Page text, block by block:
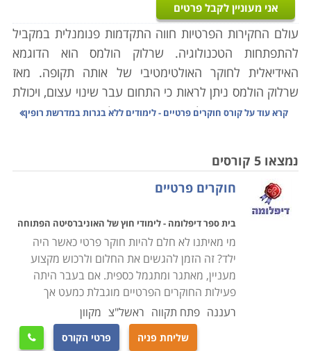
אני מעוניין לקבל פרטים
עולם החקירות הפרטיות חווה התקדמות פנומנלית במקביל
להתפתחות הטכנולוגיה. שרלוק הולמס הוא הדוגמא
האידיאלית לחוקר האולטימטיבי של אותה תקופה. מאז
שרלוק הולמס ניתן לראות כי התחום עבר שינוי עצום, ויכולת
המעקב והחקירה של החוקר הפרטי הלכה והתעצמה בזכות
רמאות, זיוף וגזל מעלה את הדרישה להעסקת חוקרים
פרטיים מיומנים. קורס חוקרים פרטיים הוא פתח לקריירה
מעניינת, מרגשת מסתורית ומסקרנת דבר ההופך אותו
לאחת מהקריירות המבוקשות כיום עבור גברים ונשים. אם
אתם ניחנים בסבלנות רבה, יכולת לצפות במצבים
והתנהגויות למשך זמן רב עד לאיסוף ראיה או פיצוח
החקירה זהו המקצוע עבורכם .
מדוע כדאי לפתח קריירה של חוקר פרטי
ישנן מספר סיבות לעיסוק בקריירה של חוקר פרטי. ראשית,
קרא עוד עלקורס חוקרים פרטיים - לימודים ללא בגרות במדרשת רופין
נמצאו 5 קורסים
חוקרים פרטיים
בית ספר דיפלומה - לימודי חוץ של האוניברסיטה הפתוחה
מי מאיתנו לא חלם להיות חוקר פרטי כאשר היה
ילד? זה הזמן להגשים את החלום ולרכוש מקצוע
מעניין, מאתגר ומתגמל כספית. אם בעבר היתה
פעילות החוקרים הפרטיים מוגבלת כמעט אך
רעננה פתח תקווה ראשל"צ מקוון
שליחת פניה פרטי הקורס 